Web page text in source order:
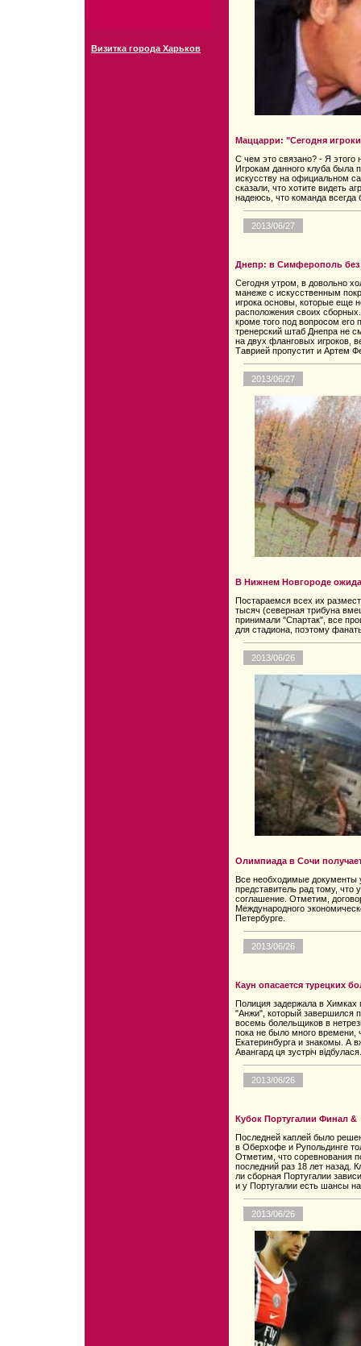
Визитка города Харьков
Маццарри: "Сегодня
С чем это связано? - Я этого
Игрокам данного клуба была
искусству на официальном
сказали, что хотите видеть
надеюсь, что команда всегда
2013/06/27
Днепр: в Симферополь без
Сегодня утром, в довольно
манеже с искусственным
игрока основы, которые еще
расположения своих
кроме того под вопросом его
тренерский штаб Днепра не
на двух фланговых игроков,
Таврией пропустит и Артем
2013/06/27
В Нижнем Новгороде
Постараемся всех их
тысяч (северная трибуна
принимали "Спартак", все
для стадиона, поэтому
2013/06/26
Олимпиада в Сочи
Все необходимые документы
представитель рад тому, что
соглашение. Отметим,
Международного
Петербурге.
2013/06/26
Каун опасается турецких
Полиция задержала в
"Анжи", который завершился
восемь болельщиков в
пока не было много времени,
Екатеринбурга и знакомы. А
Авангард ця зустріч відбулася.
2013/06/26
Кубок Португалии Финал &
Последней каплей было
в Оберхофе и Рупольдинге
Отметим, что соревнования
последний раз 18 лет назад.
ли сборная Португалии
и у Португалии есть шансы
2013/06/26